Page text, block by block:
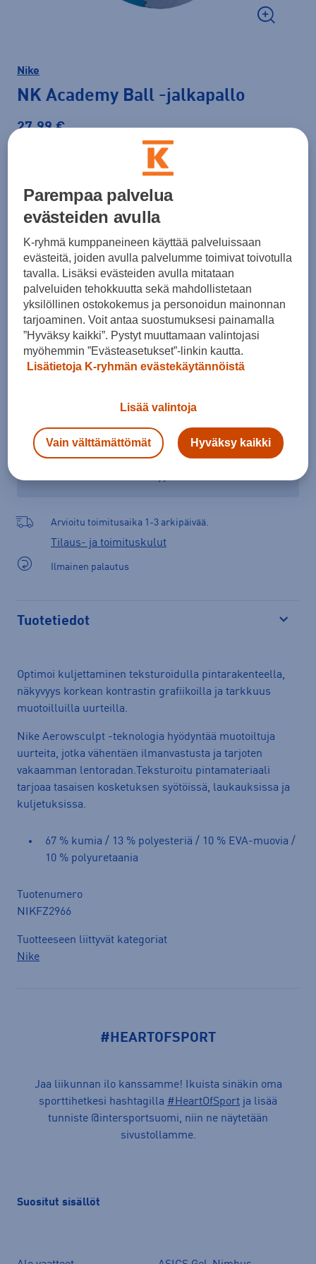
Nike
NK Academy Ball -jalkapallo
27,99 €
3
Jalkapallon valintaopas
Lisää ostoskoriin
Tarkista saatavuus ja tilaa myymälästä
Verkkokauppa: Ei saatavillaMyymälät:
Arvioitu toimitusaika 1-3 arkipäivää.
Tilaus- ja toimituskulut
Ilmainen palautus
Tuotetiedot
Optimoi kuljettaminen teksturoidulla pintarakenteella,
näkyvyys korkean kontrastin grafiikoilla ja tarkkuus
muotoilluilla uurteilla.
Nike Aerowsculpt -teknologia hyödyntää muotoiltuja
uurteita, jotka vähentäen ilmanvastusta ja tarjoten
vakaamman lentoradan.Teksturoitu pintamateriaali
tarjoaa tasaisen kosketuksen syötöissä, laukauksissa ja
kuljetuksissa.
67 % kumia / 13 % polyesteriä / 10 % EVA-muovia /
10 % polyuretaania
Tuotenumero
NIKFZ2966
Tuotteeseen liittyvät kategoriat
Nike
#HEARTOFSPORT
Jaa liikunnan ilo kanssamme! Ikuista sinäkin oma
sporttihetkesi hashtagilla #HeartOfSport ja lisää
tunniste @intersportsuomi, niin ne näytetään
sivustollamme.
Suositut sisällöt
Parempaa palvelua
evästeiden avulla
K-ryhmä kumppaneineen käyttää palveluissaan
evästeitä, joiden avulla palvelumme toimivat toivotulla
tavalla. Lisäksi evästeiden avulla mitataan
palveluiden tehokkuutta sekä mahdollistetaan
yksilöllinen ostokokemus ja personoidun mainonnan
tarjoaminen. Voit antaa suostumuksesi painamalla
”Hyväksy kaikki”. Pystyt muuttamaan valintojasi
myöhemmin ”Evästeasetukset”-linkin kautta.
Lisätietoja K-ryhmän evästekäytännöistä
Lisää valintoja
Vain välttämättömät Hyväksy kaikki